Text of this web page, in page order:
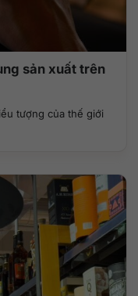
sản xuất trên
tượng của thế giới